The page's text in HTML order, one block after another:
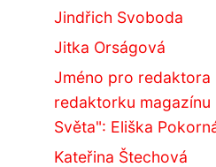
Jindřich Svoboda
Jitka Orságová
Jméno pro redaktora
redaktorku magazínu
Světa": Eliška
Kateřina Štechová